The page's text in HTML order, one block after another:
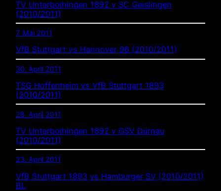
TV Unterboihingen 1892 v SC Geislingen
(2010/2011)
7. Mai 2011
VfB Stuttgart vs Hannover 96 (2010/2011)
30. April 2011
TSG Hoffenheim vs VfB Stuttgart 1893
(2010/2011)
28. April 2011
TV Unterboihingen 1892 v GSV Dürnau
(2010/2011)
23. April 2011
VfB Stuttgart 1893 vs Hamburger SV (2010/2011)
BL